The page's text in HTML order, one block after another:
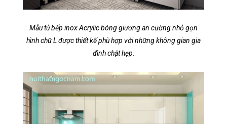
Mẫu tủ bếp inox Acrylic bóng giương an cường nhỏ gọn
hình chữ L được thiết kế phù hợp với những không gian gia
đình chật hẹp.